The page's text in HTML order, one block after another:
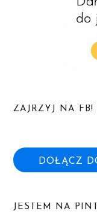
ZAJRZYJ NA FB!
DOŁĄCZ
JESTEM NA